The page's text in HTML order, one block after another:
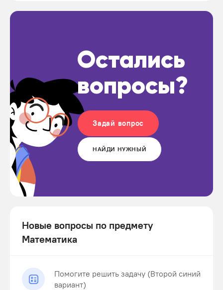
Остались
вопросы?
Задай вопрос
НАЙДИ НУЖНЫЙ
Новые вопросы по предмету
Математика
Помогите решить задачу (Второй синий
вариант)